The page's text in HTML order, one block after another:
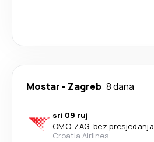
Mostar - Zagreb 8 dana
sri 09 ruj
OMO-ZAG· bez presjedanja
Croatia Airlines